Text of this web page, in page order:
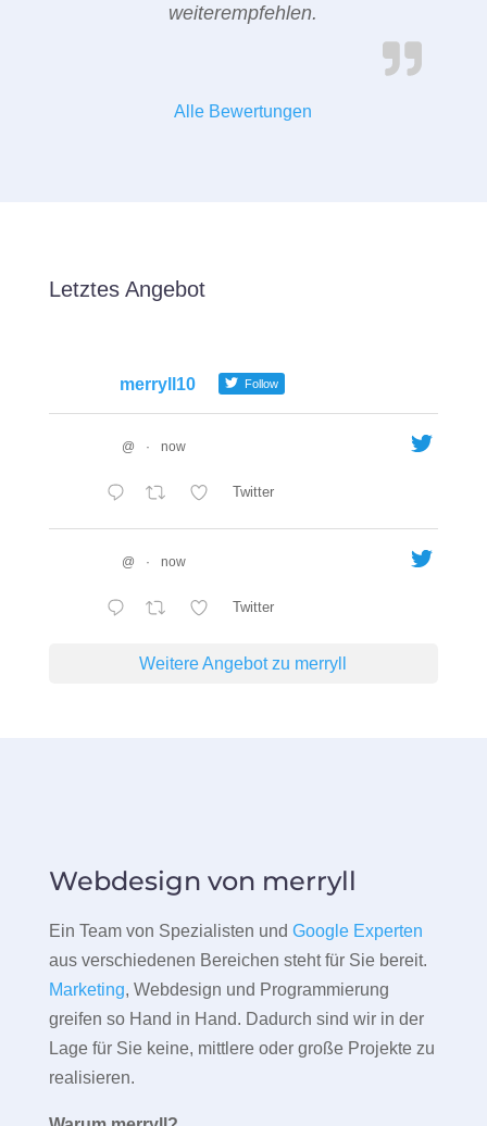
weiterempfehlen.
Alle Bewertungen
Letztes Angebot
merryll10 Follow
@ · now
Twitter
@ · now
Twitter
Weitere Angebot zu merryll
Webdesign von merryll
Ein Team von Spezialisten und Google Experten
aus verschiedenen Bereichen steht für Sie bereit.
Marketing, Webdesign und Programmierung
greifen so Hand in Hand. Dadurch sind wir in der
Lage für Sie keine, mittlere oder große Projekte zu
realisieren.